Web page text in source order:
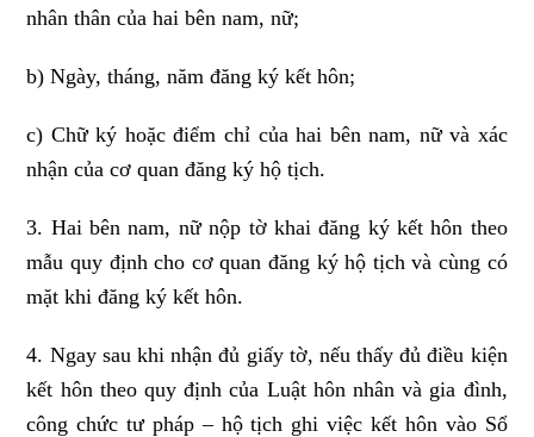
nhân thân của hai bên nam, nữ;
b) Ngày, tháng, năm đăng ký kết hôn;
c) Chữ ký hoặc điểm chỉ của hai bên nam, nữ và xác
nhận của cơ quan đăng ký hộ tịch.
3. Hai bên nam, nữ nộp tờ khai đăng ký kết hôn theo
mẫu quy định cho cơ quan đăng ký hộ tịch và cùng có
mặt khi đăng ký kết hôn.
4. Ngay sau khi nhận đủ giấy tờ, nếu thấy đủ điều kiện
kết hôn theo quy định của Luật hôn nhân và gia đình,
công chức tư pháp – hộ tịch ghi việc kết hôn vào Sổ